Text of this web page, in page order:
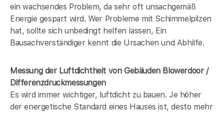
ein wachsendes Problem, da sehr oft unsachgemäß
Energie gespart wird. Wer Probleme mit Schimmelpilzen
hat, sollte sich unbedingt helfen lassen, Ein
Bausachverständiger kennt die Ursachen und Abhilfe.
Messung der Luftdichtheit von Gebäuden Blowerdoor /
Differenzdruckmessungen
Es wird immer wichtiger, luftdicht zu bauen. Je höher
der energetische Standard eines Hauses ist, desto mehr